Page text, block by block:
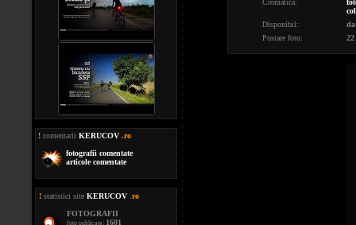
! comentarii KERUCOV .ro
fotografii comentate
articole comentate
! statistici site KERUCOV ro
FOTOGRAFII
foto publicate: 1601
Cromatica:
Disponibil:
da
Postare foto: